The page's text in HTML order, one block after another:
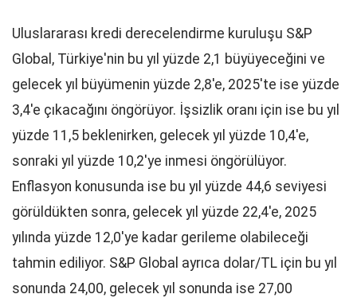
Uluslararası kredi derecelendirme kuruluşu S&P
Global, Türkiye'nin bu yıl yüzde 2,1 büyüyeceğini ve
gelecek yıl büyümenin yüzde 2,8'e, 2025'te ise yüzde
3,4'e çıkacağını öngörüyor. İşsizlik oranı için ise bu yıl
yüzde 11,5 beklenirken, gelecek yıl yüzde 10,4'e,
sonraki yıl yüzde 10,2'ye inmesi öngörülüyor.
Enflasyon konusunda ise bu yıl yüzde 44,6 seviyesi
görüldükten sonra, gelecek yıl yüzde 22,4'e, 2025
yılında yüzde 12,0'ye kadar gerileme olabileceği
tahmin ediliyor. S&P Global ayrıca dolar/TL için bu yıl
sonunda 24,00, gelecek yıl sonunda ise 27,00